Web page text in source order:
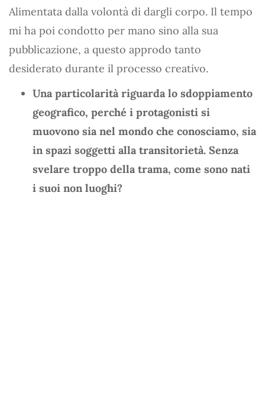
Alimentata dalla volontà di dargli corpo. Il tempo
mi ha poi condotto per mano sino alla sua
pubblicazione, a questo approdo tanto
desiderato durante il processo creativo.
Una particolarità riguarda lo sdoppiamento
geografico, perché i protagonisti si
muovono sia nel mondo che conosciamo, sia
in spazi soggetti alla transitorietà. Senza
svelare troppo della trama, come sono nati
i suoi non luoghi?